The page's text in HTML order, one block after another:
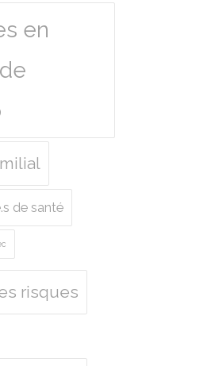
en
de santé
risques